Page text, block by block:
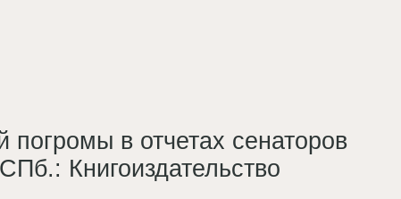
в отчетах сенаторов
Книгоиздательство